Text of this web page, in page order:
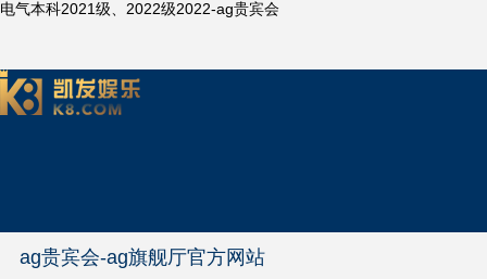
电气本科2021级、2022级2022-ag贵宾会
ag贵宾会-ag旗舰厅官方网站